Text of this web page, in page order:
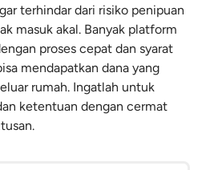
terhindar dari risiko penipuan
masuk akal. Banyak platform
proses cepat dan syarat
mendapatkan dana yang
rumah. Ingatlah untuk
ketentuan dengan cermat